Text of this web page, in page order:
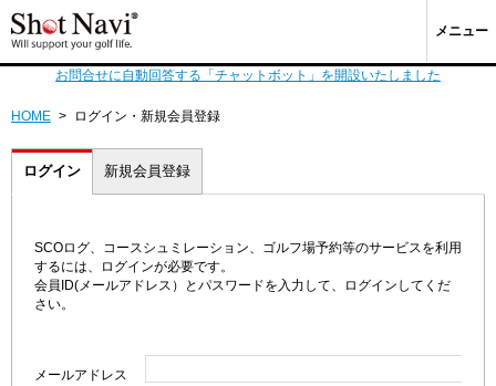
メニュー
お問合せに自動回答する「チャットボット」を開設いたしました
HOME > ログイン・新規会員登録
ログイン 新規会員登録
SCOログ、コースシュミレーション、ゴルフ場予約等のサービスを利用
するには、ログインが必要です。
会員ID(メールアドレス）とパスワードを入力して、ログインしてくだ
さい。
メールアドレス